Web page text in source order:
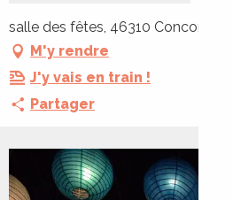
salle des fêtes, 46310 Concorès
M'y rendre
J'y vais en train !
Partager